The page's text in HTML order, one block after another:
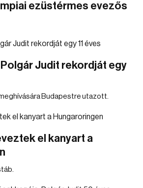
ezüstérmes evezős
Judit rekordját egy
Budapestre utazott.
el kanyart a